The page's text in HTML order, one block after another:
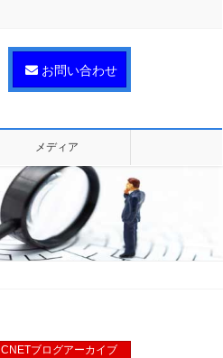
お問い合わせ
メディア
CNETブログアーカイブ